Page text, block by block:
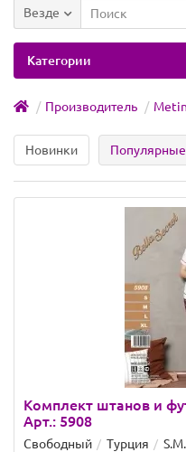
Везде
Категории
Производитель Metin
Новинки Популярные
Комплект штанов и
Арт.: 5908
Свободный Турция